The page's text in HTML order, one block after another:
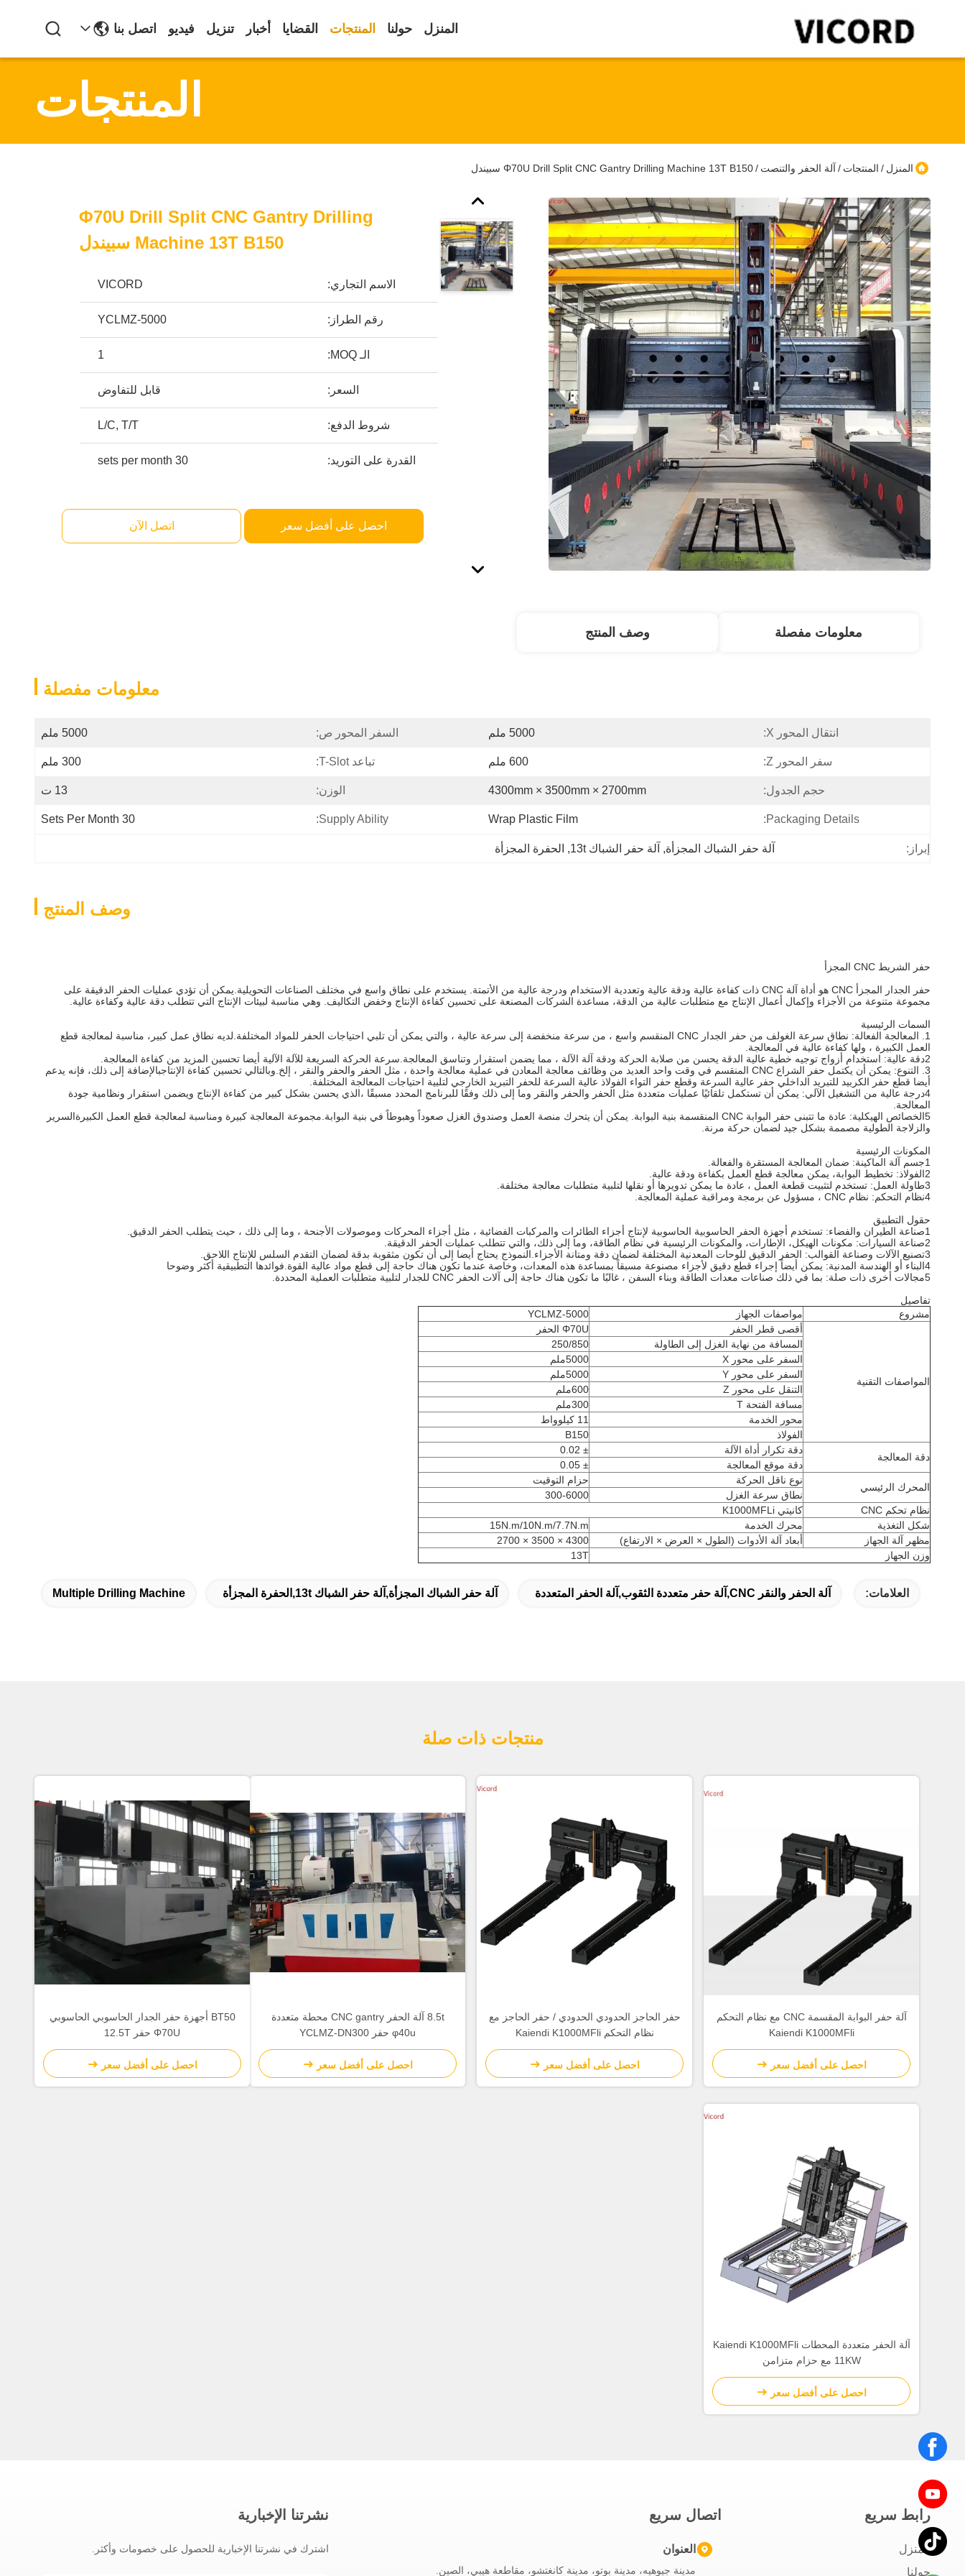
المنزل حولنا المنتجات القضايا أخبار تنزيل فيديو اتصل بنا
المنتجات
المنزل / المنتجات /آلة الحفر والتنصت /Φ70U Drill Split CNC Gantry Drilling Machine 13T B150 سبيندل
Φ70U Drill Split CNC Gantry Drilling
Machine 13T B150 سبيندل
الاسم التجاري: VICORD
رقم الطراز: YCLMZ-5000
الـ MOQ: 1
السعر: قابل للتفاوض
شروط الدفع: L/C, T/T
القدرة على التوريد: 30 sets per month
احصل على أفضل سعر اتصل الآن
معلومات مفصلة وصف المنتج
معلومات مفصلة
انتقال المحور X: 5000 ملم السفر المحور ص: 5000 ملم
سفر المحور Z: 600 ملم تباعد T-Slot: 300 ملم
حجم الجدول: 4300mm × 3500mm × 2700mm الوزن: 13 ت
Packaging Details:
Wrap Plastic Film
Supply Ability:
30 Sets Per Month
إبراز: آلة حفر الشباك المجزأة, آلة حفر الشباك 13t , الحفرة المجزأة
وصف المنتج
حفر الشريط CNC المجزأ
حفر الجدار المجزأ CNC هو أداة آلة CNC ذات كفاءة عالية ودقة عالية وتعددية الاستخدام ودرجة عالية من الأتمتة. يستخدم على نطاق واسع في مختلف الصناعات التحويلية.يمكن أن تؤدي عمليات الحفر الدقيقة على
مجموعة متنوعة من الأجزاء وإكمال أعمال الإنتاج مع متطلبات عالية من الدقة، مساعدة الشركات المصنعة على تحسين كفاءة الإنتاج وخفض التكاليف. وهي مناسبة لبيئات الإنتاج التي تتطلب دقة عالية وكفاءة عالية.
السمات الرئيسية
1. المعالجة الفعالة: نطاق سرعة الغولف من حفر الجدار CNC المنقسم واسع ، من سرعة منخفضة إلى سرعة عالية ، والتي يمكن أن تلبي احتياجات الحفر للمواد المختلفة.لديه نطاق عمل كبير، مناسبة لمعالجة قطع
العمل الكبيرة ، ولها كفاءة عالية في المعالجة.
2دقة عالية: استخدام أزواج توجيه خطية عالية الدقة يحسن من صلابة الحركة ودقة آلة الآلة ، مما يضمن استقرار وتناسق المعالجة.سرعة الحركة السريعة للآلة الآلية أيضا تحسين المزيد من كفاءة المعالجة.
3. التنوع: يمكن أن يكتمل حفر الشراع CNC المنقسم في وقت واحد العديد من وظائف معالجة المعادن في عملية معالجة واحدة ، مثل الحفر والحفر والنقر ، إلخ.وبالتالي تحسين كفاءة الإنتاجبالإضافة إلى ذلك، فإنه يدعم
أيضا قطع حفر الكربيد للتبريد الداخلي حفر عالية السرعة وقطع حفر التواء الفولاذ عالية السرعة للحفر التبريد الخارجي لتلبية احتياجات المعالجة المختلفة.
4درجة عالية من التشغيل الآلي: يمكن أن تستكمل تلقائيًا عمليات متعددة مثل الحفر والحفر والنقر وما إلى ذلك وفقًا للبرنامج المحدد مسبقًا ،الذي يحسن بشكل كبير من كفاءة الإنتاج ويضمن استقرار ونظامية جودة
المعالجة.
5الخصائص الهيكلية: عادة ما تتبنى حفر البوابة CNC المنقسمة بنية البوابة. يمكن أن يتحرك منصة العمل وصندوق الغزل صعوداً وهبوطاً في بنية البوابة.مجموعة المعالجة كبيرة ومناسبة لمعالجة قطع العمل الكبيرةالسرير
والزلاجة الطولية مصممة بشكل جيد لضمان حركة مرنة.
المكونات الرئيسية
1جسم آلة الماكينة: ضمان المعالجة المستقرة والفعالة.
2الفولاذ: تخطيط البوابة، يمكن معالجة قطع العمل بكفاءة ودقة عالية.
3طاولة العمل: تستخدم لتثبيت قطعة العمل ، عادة ما يمكن تدويرها أو نقلها لتلبية متطلبات معالجة مختلفة.
4نظام التحكم: نظام CNC ، مسؤول عن برمجة ومراقبة عملية المعالجة.
حقول التطبيق
1صناعة الطيران والفضاء: تستخدم أجهزة الحفر الحاسوبية الحاسوبية لإنتاج أجزاء الطائرات والمركبات الفضائية ، مثل أجزاء المحركات وموصولات الأجنحة ، وما إلى ذلك ، حيث يتطلب الحفر الدقيق.
2صناعة السيارات: مكونات الهيكل، الإطارات، والمكونات الرئيسية في نظام الطاقة، وما إلى ذلك، والتي تتطلب عمليات الحفر الدقيقة.
3تصنيع الآلات وصناعة القوالب: الحفر الدقيق للوحات المعدنية المختلفة لضمان دقة ومتانة الأجزاء.النموذج يحتاج أيضا إلى أن تكون مثقوبة بدقة لضمان التقدم السلس للإنتاج اللاحق.
4البناء أو الهندسة المدنية: يمكن أيضاً إجراء قطع دقيق لأجزاء مصنوعة مسبقاً بمساعدة هذه المعدات، وخاصة عندما تكون هناك حاجة إلى قطع مواد عالية القوة.فوائدها التطبيقية أكثر وضوحا
5مجالات أخرى ذات صلة: بما في ذلك صناعات معدات الطاقة وبناء السفن ، غالبًا ما تكون هناك حاجة إلى آلات الحفر CNC للجدار لتلبية متطلبات العملية المحددة.
تفاصيل
مشروع
مواصفات الجهاز YCLMZ-5000
المواصفات التقنية
أقصى قطر الحفر
Φ70U الحفر
المسافة من نهاية الغزل إلى الطاولة
250/850
السفر على محور X
5000ملم
السفر على محور Y
5000ملم
التنقل على محور Z
600ملم
مسافة الفتحة T
300ملم
محور الخدمة
11 كيلوواط
الفولاذ
B150
دقة المعالجة
دقة تكرار أداة الآلة
± 0.02
دقة موقع المعالجة
± 0.05
المحرك الرئيسي
نوع ناقل الحركة
حزام التوقيت
نطاق سرعة الغزل
300-6000
نظام تحكم CNC
كانيتي K1000MFLi
شكل التغذية
محرك الخدمة
15N.m/10N.m/7.7N.m
مظهر آلة الجهاز
أبعاد آلة الأدوات (الطول × العرض × الارتفاع)
4300 × 3500 × 2700
وزن الجهاز
13T
العلامات: آلة الحفر والنقر CNC,آلة حفر متعددة الثقوب,آلة الحفر المتعددة آلة حفر الشباك المجزأة,آلة حفر الشباك 13t,الحفرة المجزأة Multiple Drilling Machine
منتجات ذات صلة
آلة حفر البوابة المقسمة CNC مع نظام التحكم
Kaiendi K1000MFli
احصل على أفضل سعر
حفر الحاجز الحدودي الحدودي / حفر الحاجز مع
نظام التحكم Kaiendi K1000MFli
احصل على أفضل سعر
8.5t آلة الحفر CNC gantry محطة متعددة
φ40u حفر YCLMZ-DN300
احصل على أفضل سعر
BT50 أجهزة حفر الجدار الحاسوبي الحاسوبي
Φ70U حفر 12.5T
احصل على أفضل سعر
آلة الحفر متعددة المحطات Kaiendi K1000MFli
11KW مع حزام متزامن
احصل على أفضل سعر
رابط سريع
المنزل
حولنا
اتصال سريع
العنوان
مدينة جيوهيه، مدينة بوتو، مدينة كانغتشو، مقاطعة هيبي، الصين.
نشرتنا الإخبارية
اشترك في نشرتنا الإخبارية للحصول على خصومات وأكثر.